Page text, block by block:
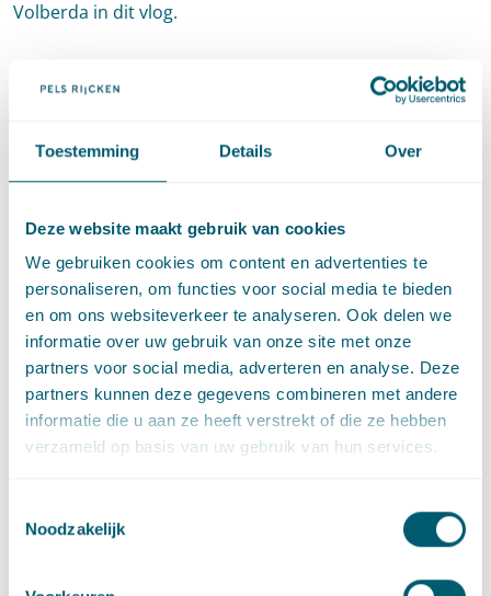
Toestemming Details Over
Deze website maakt gebruik van cookies
We gebruiken cookies om content en advertenties te
personaliseren, om functies voor social media te bieden
en om ons websiteverkeer te analyseren. Ook delen we
informatie over uw gebruik van onze site met onze
partners voor social media, adverteren en analyse. Deze
partners kunnen deze gegevens combineren met andere
informatie die u aan ze heeft verstrekt of die ze hebben
verzameld op basis van uw gebruik van hun services.
Noodzakelijk
Volberda in dit vlog.
marketingcookies
worden toegestaan.
Deel dit artikel via LinkedIn